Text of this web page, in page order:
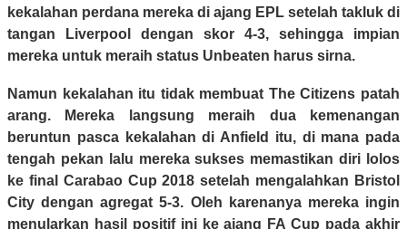
kekalahan perdana mereka di ajang EPL setelah takluk di
tangan Liverpool dengan skor 4-3, sehingga impian
mereka untuk meraih status Unbeaten harus sirna.
Namun kekalahan itu tidak membuat The Citizens patah
arang. Mereka langsung meraih dua kemenangan
beruntun pasca kekalahan di Anfield itu, di mana pada
tengah pekan lalu mereka sukses memastikan diri lolos
ke final Carabao Cup 2018 setelah mengalahkan Bristol
City dengan agregat 5-3. Oleh karenanya mereka ingin
menularkan hasil positif ini ke ajang FA Cup pada akhir